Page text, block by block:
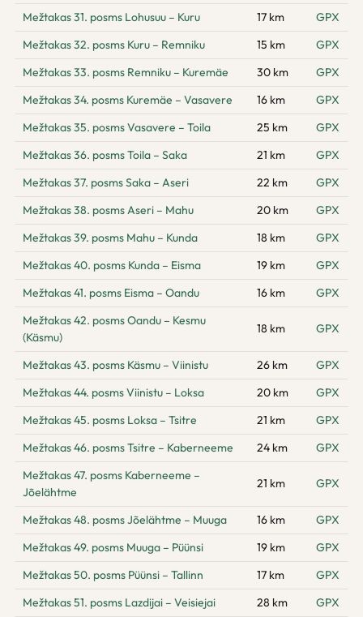
Mežtakas 31. posms Lohusuu – Kuru 17 km
GPX
Mežtakas 32. posms Kuru – Remniku
15 km
GPX
Mežtakas 33. posms Remniku – Kuremäe
30 km
GPX
Mežtakas 34. posms Kuremäe – Vasavere
16 km
GPX
Mežtakas 35. posms Vasavere – Toila
25 km
GPX
Mežtakas 36. posms Toila – Saka
21 km
GPX
Mežtakas 37. posms Saka – Aseri
22 km
GPX
Mežtakas 38. posms Aseri – Mahu
20 km
GPX
Mežtakas 39. posms Mahu – Kunda
18 km
GPX
Mežtakas 40. posms Kunda – Eisma
19 km
GPX
Mežtakas 41. posms Eisma – Oandu
16 km
GPX
Mežtakas 42. posms Oandu – Kesmu
(Käsmu)
18 km GPX
Mežtakas 43. posms Käsmu – Viinistu 26 km
GPX
Mežtakas 44. posms Viinistu – Loksa
20 km
GPX
Mežtakas 45. posms Loksa – Tsitre
21 km
GPX
Mežtakas 46. posms Tsitre – Kaberneeme
24 km
GPX
Mežtakas 47. posms Kaberneeme –
Jõelähtme
21 km GPX
Mežtakas 48. posms Jõelähtme – Muuga 16 km
GPX
Mežtakas 49. posms Muuga – Püünsi
19 km
GPX
Mežtakas 50. posms Püünsi – Tallinn
17 km
GPX
Mežtakas 51. posms Lazdijai – Veisiejai
28 km
GPX